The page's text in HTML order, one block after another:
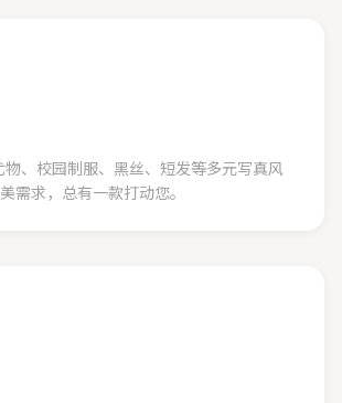
、校园制服、黑丝、短发等多元写真风
需求，总有一款打动您。